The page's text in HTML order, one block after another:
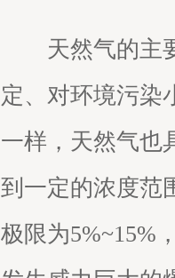
天然气的主要
定、对环境污染
一样，天然气也
到一定的浓度范
极限为5%~15%